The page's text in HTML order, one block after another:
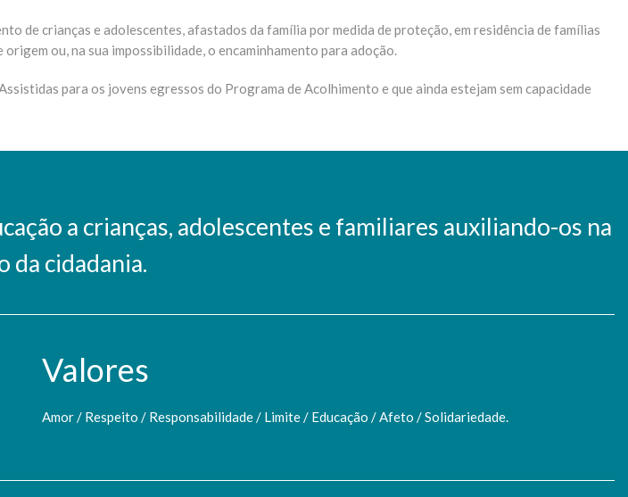
de crianças e adolescentes, afastados da família por medida de proteção, em residência de famílias
ou, na sua impossibilidade, o encaminhamento para adoção.
para os jovens egressos do Programa de Acolhimento e que ainda estejam sem capacidade
a crianças, adolescentes e familiares auxiliando-os na
da cidadania.
Valores
Amor / Respeito / Responsabilidade / Limite / Educação / Afeto / Solidariedade.